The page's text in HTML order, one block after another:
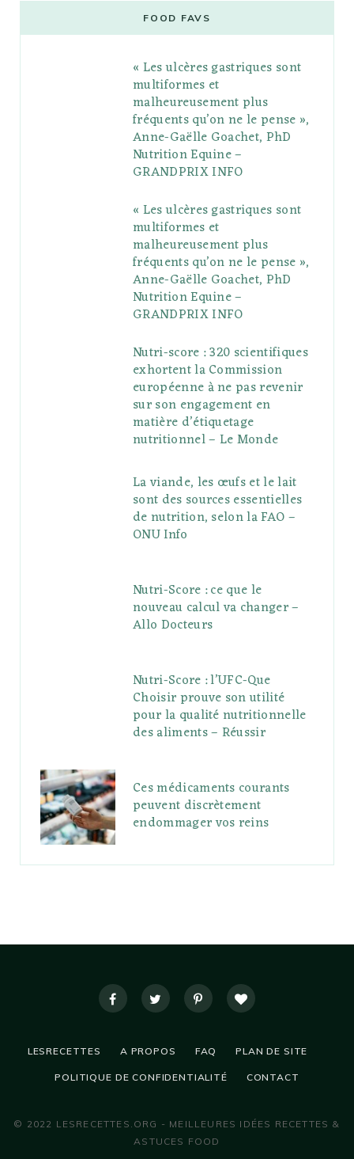
b
t
g
l
e
P
l
s
t
a
g
r
a
e
r
e
s
o
l
r
FOOD FAVS
« Les ulcères gastriques sont
multiformes et
malheureusement plus
fréquents qu’on ne le pense »,
Anne-Gaëlle Goachet, PhD
Nutrition Equine –
GRANDPRIX INFO
« Les ulcères gastriques sont
multiformes et
malheureusement plus
fréquents qu’on ne le pense »,
Anne-Gaëlle Goachet, PhD
Nutrition Equine –
GRANDPRIX INFO
Nutri-score : 320 scientifiques
exhortent la Commission
européenne à ne pas revenir
sur son engagement en
matière d’étiquetage
nutritionnel – Le Monde
La viande, les œufs et le lait
sont des sources essentielles
de nutrition, selon la FAO –
ONU Info
Nutri-Score : ce que le
nouveau calcul va changer –
Allo Docteurs
Nutri-Score : l’UFC-Que
Choisir prouve son utilité
pour la qualité nutritionnelle
des aliments – Réussir
Ces médicaments courants
peuvent discrètement
endommager vos reins
LESRECETTES A PROPOS FAQ PLAN DE SITE
POLITIQUE DE CONFIDENTIALITÉ CONTACT
© 2022 LESRECETTES.ORG - MEILLEURES IDÉES RECETTES &
ASTUCES FOOD